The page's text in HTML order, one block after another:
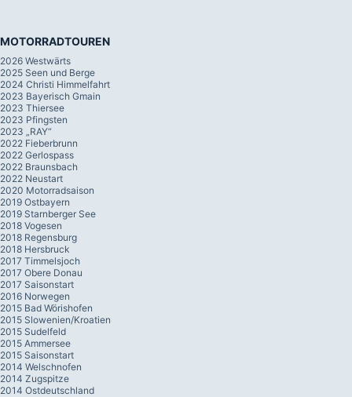
MOTORRADTOUREN
2026 Westwärts
2025 Seen und Berge
2024 Christi Himmelfahrt
2023 Bayerisch Gmain
2023 Thiersee
2023 Pfingsten
2023 „RAY“
2022 Fieberbrunn
2022 Gerlospass
2022 Braunsbach
2022 Neustart
2020 Motorradsaison
2019 Ostbayern
2019 Starnberger See
2018 Vogesen
2018 Regensburg
2018 Hersbruck
2017 Timmelsjoch
2017 Obere Donau
2017 Saisonstart
2016 Norwegen
2015 Bad Wörishofen
2015 Slowenien/Kroatien
2015 Sudelfeld
2015 Ammersee
2015 Saisonstart
2014 Welschnofen
2014 Zugspitze
2014 Ostdeutschland